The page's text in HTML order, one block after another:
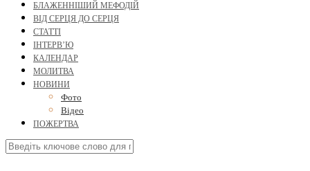
БЛАЖЕННІШИЙ МЕФОДІЙ
ВІД СЕРЦЯ ДО СЕРЦЯ
СТАТТІ
ІНТЕРВ’Ю
КАЛЕНДАР
МОЛИТВА
НОВИНИ
Фото
Відео
ПОЖЕРТВА